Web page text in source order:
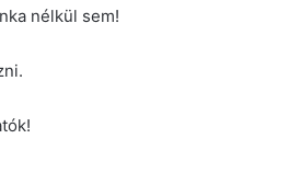
nélkül sem!